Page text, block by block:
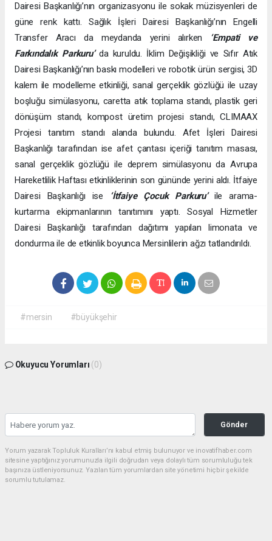
Dairesi Başkanlığı’nın organizasyonu ile sokak müzisyenleri de
güne renk kattı. Sağlık İşleri Dairesi Başkanlığı’nın Engelli
Transfer Aracı da meydanda yerini alırken ‘Empati ve
Farkındalık Parkuru’ da kuruldu. İklim Değişikliği ve Sıfır Atık
Dairesi Başkanlığı’nın baskı modelleri ve robotik ürün sergisi, 3D
kalem ile modelleme etkinliği, sanal gerçeklik gözlüğü ile uzay
boşluğu simülasyonu, caretta atık toplama standı, plastik geri
dönüşüm standı, kompost üretim projesi standı, CLIMAAX
Projesi tanıtım standı alanda bulundu. Afet İşleri Dairesi
Başkanlığı tarafından ise afet çantası içeriği tanıtım masası,
sanal gerçeklik gözlüğü ile deprem simülasyonu da Avrupa
Hareketlilik Haftası etkinliklerinin son gününde yerini aldı. İtfaiye
Dairesi Başkanlığı ise
‘İtfaiye Çocuk Parkuru’ile arama-
kurtarma ekipmanlarının tanıtımını yaptı. Sosyal Hizmetler
Dairesi Başkanlığı tarafından dağıtımı yapılan limonata ve
dondurma ile de etkinlik boyunca Mersinlilerin ağzı tatlandırıldı.
#mersin #büyükşehir
Okuyucu Yorumları (0)
Gönder
Yorum yazarak Topluluk Kuralları’nı kabul etmiş bulunuyor ve inovatifhaber.com
sitesine yaptığınız yorumunuzla ilgili doğrudan veya dolaylı tüm sorumluluğu tek
başınıza üstleniyorsunuz. Yazılan tüm yorumlardan site yönetimi hiçbir şekilde
sorumlu tutulamaz.